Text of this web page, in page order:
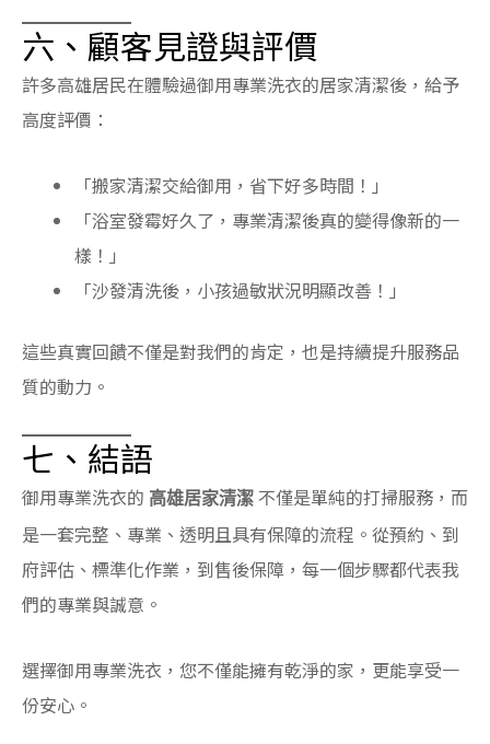
六、顧客見證與評價
許多高雄居民在體驗過御用專業洗衣的居家清潔後，給予
高度評價：
「搬家清潔交給御用，省下好多時間！」
「浴室發霉好久了，專業清潔後真的變得像新的一
樣！」
「沙發清洗後，小孩過敏狀況明顯改善！」
這些真實回饋不僅是對我們的肯定，也是持續提升服務品
質的動力。
七、結語
御用專業洗衣的 高雄居家清潔 不僅是單純的打掃服務，而
是一套完整、專業、透明且具有保障的流程。從預約、到
府評估、標準化作業，到售後保障，每一個步驟都代表我
們的專業與誠意。
選擇御用專業洗衣，您不僅能擁有乾淨的家，更能享受一
份安心。